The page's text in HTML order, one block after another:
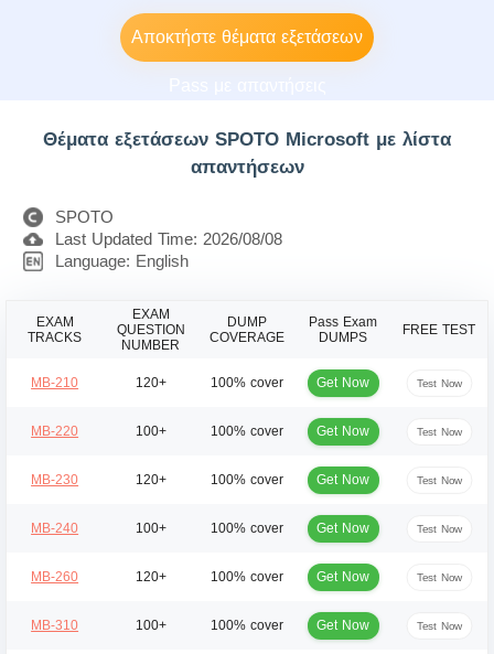
Αποκτήστε θέματα εξετάσεων
Θέματα εξετάσεων SPOTO Microsoft με λίστα
απαντήσεων
SPOTO
Last Updated Time: 2026/08/08
Language: English
EXAM
TRACKS
EXAM
QUESTION
NUMBER
DUMP
COVERAGE
Pass Exam
DUMPS
FREE TEST
MB-210 120+ 100% cover Get Now Test Now
MB-220 100+ 100% cover Get Now Test Now
MB-230 120+ 100% cover Get Now Test Now
MB-240 100+ 100% cover Get Now Test Now
MB-260 120+ 100% cover Get Now Test Now
MB-310 100+ 100% cover Get Now Test Now